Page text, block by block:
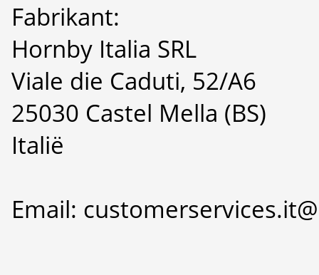
Fabrikant:
Hornby Italia SRL
Viale die Caduti, 52/A6
25030 Castel Mella (BS)
Italië
Email: